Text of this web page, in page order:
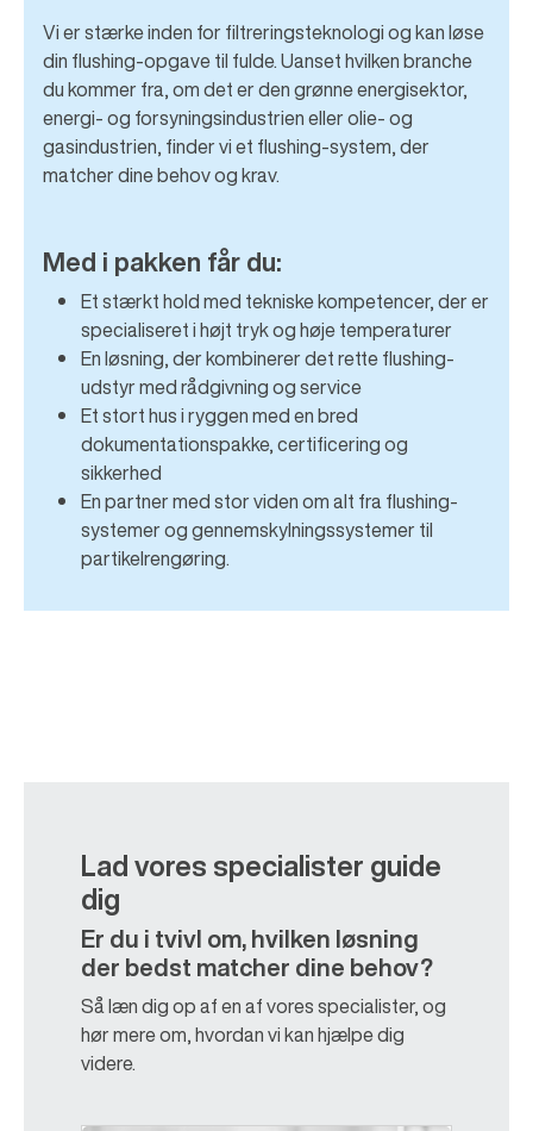
Vi er stærke inden for filtreringsteknologi og kan løse
din flushing-opgave til fulde. Uanset hvilken branche
du kommer fra, om det er den grønne energisektor,
energi- og forsyningsindustrien eller olie- og
gasindustrien, finder vi et flushing-system, der
matcher dine behov og krav.
Med i pakken får du:
Et stærkt hold med tekniske kompetencer, der er
specialiseret i højt tryk og høje temperaturer
En løsning, der kombinerer det rette flushing-
udstyr med rådgivning og service
Et stort hus i ryggen med en bred
dokumentationspakke, certificering og
sikkerhed
En partner med stor viden om alt fra flushing-
systemer og gennemskylningssystemer til
partikelrengøring.
Lad vores specialister guide
dig
Er du i tvivl om, hvilken løsning
der bedst matcher dine behov?
Så læn dig op af en af vores specialister, og
hør mere om, hvordan vi kan hjælpe dig
videre.